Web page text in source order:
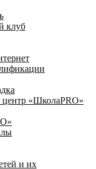
клуб
центр «ШколаPRO»
и их